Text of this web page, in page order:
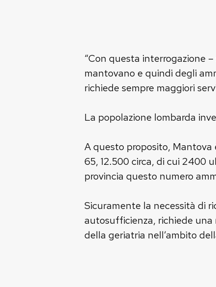
“Con questa interrogazione
mantovano e quindi degli
richiede sempre maggiori
La popolazione lombarda
A questo proposito, Mantova
65, 12.500 circa, di cui
provincia questo numero
Sicuramente la necessità di
autosufficienza, richiede una
della geriatria nell’ambito